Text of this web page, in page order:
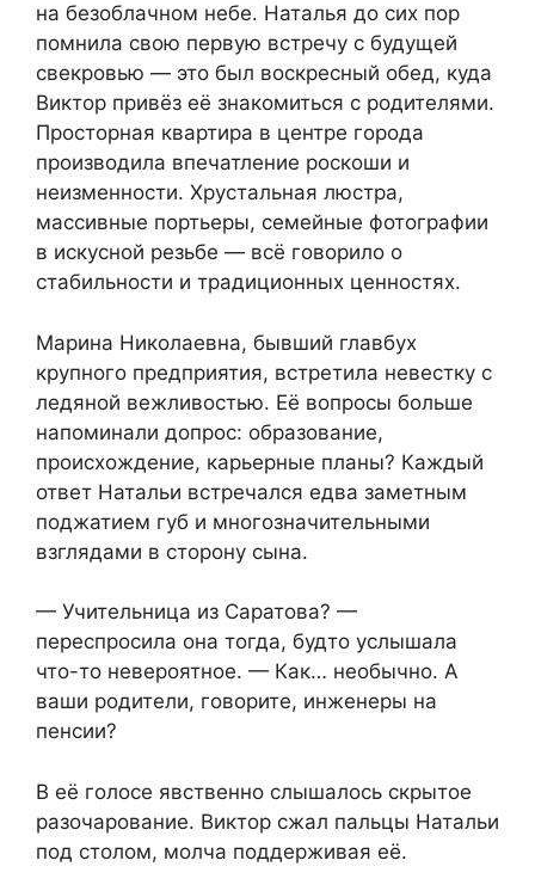
на безоблачном небе. Наталья до сих пор
помнила свою первую встречу с будущей
свекровью — это был воскресный обед, куда
Виктор привёз её знакомиться с родителями.
Просторная квартира в центре города
производила впечатление роскоши и
неизменности. Хрустальная люстра,
массивные портьеры, семейные фотографии
в искусной резьбе — всё говорило о
стабильности и традиционных ценностях.
Марина Николаевна, бывший главбух
крупного предприятия, встретила невестку с
ледяной вежливостью. Её вопросы больше
напоминали допрос: образование,
происхождение, карьерные планы? Каждый
ответ Натальи встречался едва заметным
поджатием губ и многозначительными
взглядами в сторону сына.
— Учительница из Саратова? —
переспросила она тогда, будто услышала
что-то невероятное. — Как… необычно. А
ваши родители, говорите, инженеры на
пенсии?
В её голосе явственно слышалось скрытое
разочарование. Виктор сжал пальцы Натальи
под столом, молча поддерживая её.